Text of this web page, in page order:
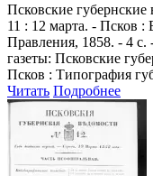
Псковские губернские
11 : 12 марта. - Псков :
Правления, 1858. - 4
газеты: Псковские
Псков : Типография
Читать Подробнее